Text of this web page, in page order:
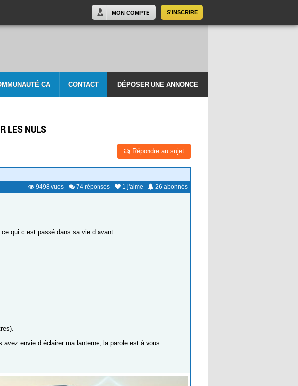
S'INSCRIRE
MON COMPTE
CA CONTACT DÉPOSER UNE ANNONCE
LES NULS
Répondre au sujet
9498 vues - 74 réponses - 1 j'aime - 26 abonnés
qui c est passé dans sa vie d avant.
envie d éclairer ma lanterne, la parole est à vous.